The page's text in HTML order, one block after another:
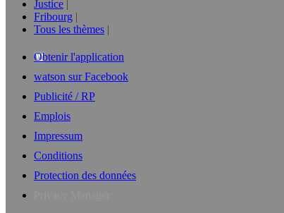
Justice
Fribourg
Tous les thèmes
Obtenir l'application
watson sur Facebook
Publicité / RP
Emplois
Impressum
Conditions
Protection des données